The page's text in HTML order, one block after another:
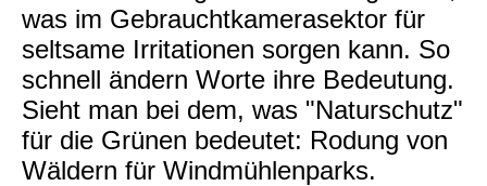
was im Gebrauchtkamerasektor für
seltsame Irritationen sorgen kann. So
schnell ändern Worte ihre Bedeutung.
Sieht man bei dem, was "Naturschutz"
für die Grünen bedeutet: Rodung von
Wäldern für Windmühlenparks.